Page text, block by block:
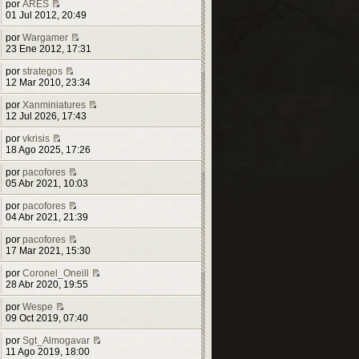
i
m
o
m
e
n
s
a
j
e
por ARES
V
e
r
ú
l
t
i
m
o
m
e
s
a
j
e
01 Jul 2012, 20:49
por Wargamer
V
e
ú
l
t
i
m
m
e
s
a
e
23 Ene 2012, 17:31
por strategos
V
e
r
ú
l
i
m
o
m
e
n
s
a
j
e
12 Mar 2010, 23:34
por Xanminiatures
e
l
m
e
a
j
12 Jul 2026, 17:43
por vkrisis
V
e
r
ú
l
t
m
o
m
e
n
s
a
j
e
18 Ago 2025, 17:26
por pacofores
V
e
ú
l
i
m
o
m
e
s
a
j
e
05 Abr 2021, 10:03
por pacofores
V
e
ú
l
t
i
m
m
e
n
s
04 Abr 2021, 21:39
por pacofores
V
e
r
ú
l
i
m
o
m
17 Mar 2021, 15:30
por Coronel_Oneill
e
l
28 Abr 2020, 19:55
por Wespe
V
e
r
ú
09 Oct 2019, 07:40
por Sgt_Almogavar
11 Ago 2019, 18:00